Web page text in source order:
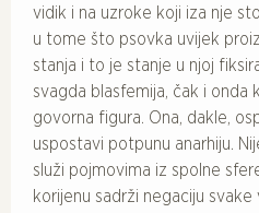
vidik i na uzroke koji iza nje
u tome što psovka uvijek
stanja i to je stanje u njoj
svagda blasfemija, čak i onda
govorna figura. Ona, dakle,
uspostavi potpunu anarhiju.
služi pojmovima iz spolne
korijenu sadrži negaciju svake